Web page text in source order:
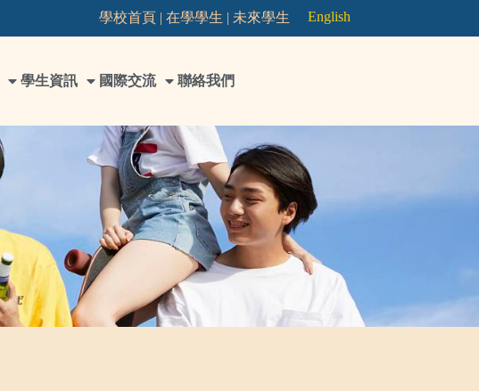
學校首頁 |在學學生 | 未來學生 English
學生資訊 國際交流 聯絡我們